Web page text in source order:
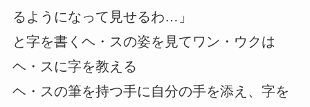
るようになって見せるわ…」
と字を書くヘ・スの姿を見てワン・ウクは
ヘ・スに字を教える
ヘ・スの筆を持つ手に自分の手を添え、字を